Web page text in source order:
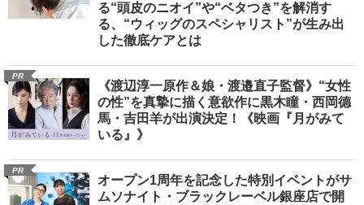
る“頭皮のニオイ”や“ベタつき”を解消す
る、“ウィッグのスペシャリスト”が生み出
した徹底ケアとは
PR
《渡辺淳一原作＆娘・渡邉直子監督》“女性
の性”を真摯に描く意欲作に黒木瞳・西岡德
馬・吉田羊が出演決定！《映画『月がみて
いる』》
PR
オープン1周年を記念した特別イベントがサ
ムソナイト・ブラックレーベル銀座店で開